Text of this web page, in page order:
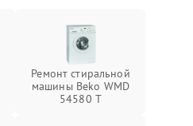
Ремонт стиральной
машины Beko WMD
54580 T